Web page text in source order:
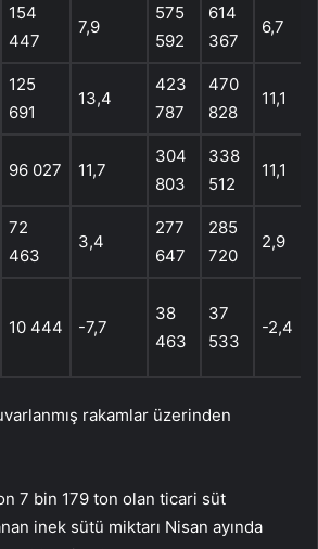
154
447
7,9
575
592
614
367
6,7
125
691
13,4
423
787
470
828
11,1
96 027 11,7
304
803
338
512
11,1
72
463
3,4
277
647
285
720
2,9
10 444 -7,7
38
463
37
533
-2,4
rakamlar üzerinden
7 bin 179 ton olan ticari süt
inek sütü miktarı Nisan ayında